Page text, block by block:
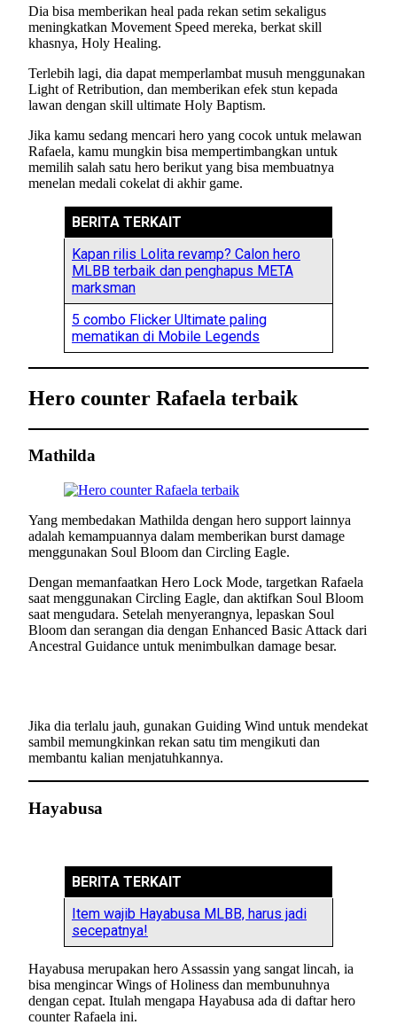
Dia bisa memberikan heal pada rekan setim sekaligus
meningkatkan Movement Speed mereka, berkat skill
khasnya, Holy Healing.
Terlebih lagi, dia dapat memperlambat musuh menggunakan
Light of Retribution, dan memberikan efek stun kepada
lawan dengan skill ultimate Holy Baptism.
Jika kamu sedang mencari hero yang cocok untuk melawan
Rafaela, kamu mungkin bisa mempertimbangkan untuk
memilih salah satu hero berikut yang bisa membuatnya
menelan medali cokelat di akhir game.
BERITA TERKAIT
Kapan rilis Lolita revamp? Calon hero
MLBB terbaik dan penghapus META
marksman
5 combo Flicker Ultimate paling
mematikan di Mobile Legends
Hero counter Rafaela terbaik
Mathilda
Yang membedakan Mathilda dengan hero support lainnya
adalah kemampuannya dalam memberikan burst damage
menggunakan Soul Bloom dan Circling Eagle.
Dengan memanfaatkan Hero Lock Mode, targetkan Rafaela
saat menggunakan Circling Eagle, dan aktifkan Soul Bloom
saat mengudara. Setelah menyerangnya, lepaskan Soul
Bloom dan serangan dia dengan Enhanced Basic Attack dari
Ancestral Guidance untuk menimbulkan damage besar.
Jika dia terlalu jauh, gunakan Guiding Wind untuk mendekat
sambil memungkinkan rekan satu tim mengikuti dan
membantu kalian menjatuhkannya.
Hayabusa
BERITA TERKAIT
Item wajib Hayabusa MLBB, harus jadi
secepatnya!
Hayabusa merupakan hero Assassin yang sangat lincah, ia
bisa mengincar Wings of Holiness dan membunuhnya
dengan cepat. Itulah mengapa Hayabusa ada di daftar hero
counter Rafaela ini.